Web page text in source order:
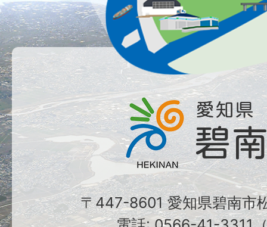
〒447-8601 愛知県碧南市